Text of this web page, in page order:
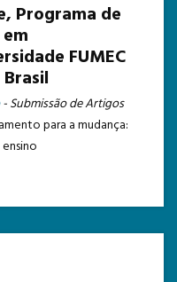
Programa de
FUMEC
- Submissão de Artigos
para a mudança: